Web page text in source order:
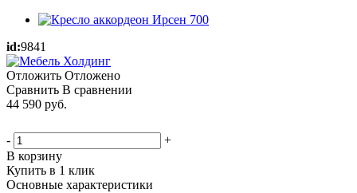
id:9841
Отложить Отложено
Сравнить В сравнении
44 590 руб.
-
+
В корзину
Купить в 1 клик
Основные характеристики